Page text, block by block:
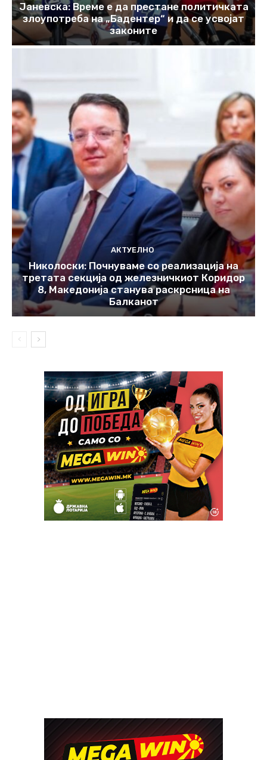
Јаневска: Време е да престане политичката
злоупотреба на „Бадентер“ и да се усвојат
законите
АКТУЕЛНО
Николоски: Почнуваме со реализација на
третата секција од железничкиот Коридор
8, Македонија станува раскрсница на
Балканот